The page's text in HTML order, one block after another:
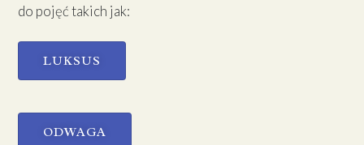
do pojęć takich jak:
LUKSUS
ODWAGA